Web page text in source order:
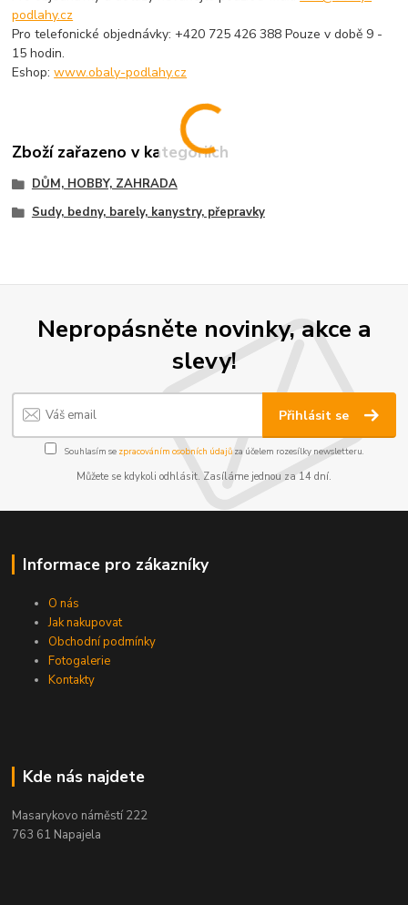
podlahy.cz
Pro telefonické objednávky: +420 725 426 388 Pouze v době 9 -
15 hodin.
Eshop:www.obaly-podlahy.cz
Zboží zařazeno v kategoriích
DŮM, HOBBY, ZAHRADA
Sudy, bedny, barely, kanystry, přepravky
Nepropásněte novinky, akce a
slevy!
Přihlásit se
Souhlasím se zpracováním osobních údajůza účelem rozesílky newsletteru.
Můžete se kdykoli odhlásit. Zasíláme jednou za 14 dní.
Informace pro zákazníky
O nás
Jak nakupovat
Obchodní podmínky
Fotogalerie
Kontakty
Kde nás najdete
Masarykovo náměstí 222
763 61 Napajela